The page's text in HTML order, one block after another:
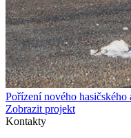
Pořízení nového
Zobrazit projekt
Kontakty